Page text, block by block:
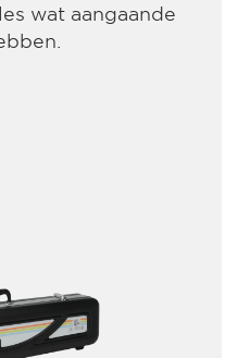
wat aangaande